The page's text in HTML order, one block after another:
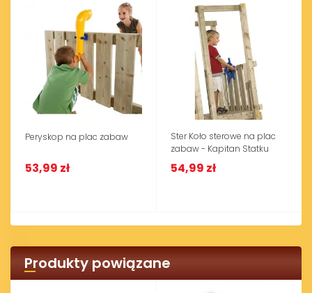
Peryskop na plac zabaw
53,99 zł
Ster Koło sterowe na plac
zabaw - Kapitan Statku
54,99 zł
Produkty powiązane